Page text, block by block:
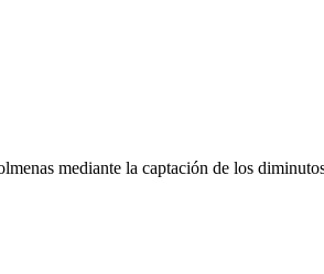
mediante la captación de los